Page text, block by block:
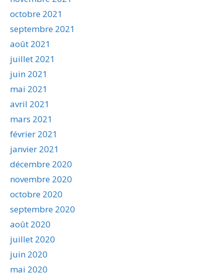
octobre 2021
septembre 2021
août 2021
juillet 2021
juin 2021
mai 2021
avril 2021
mars 2021
février 2021
janvier 2021
décembre 2020
novembre 2020
octobre 2020
septembre 2020
août 2020
juillet 2020
juin 2020
mai 2020